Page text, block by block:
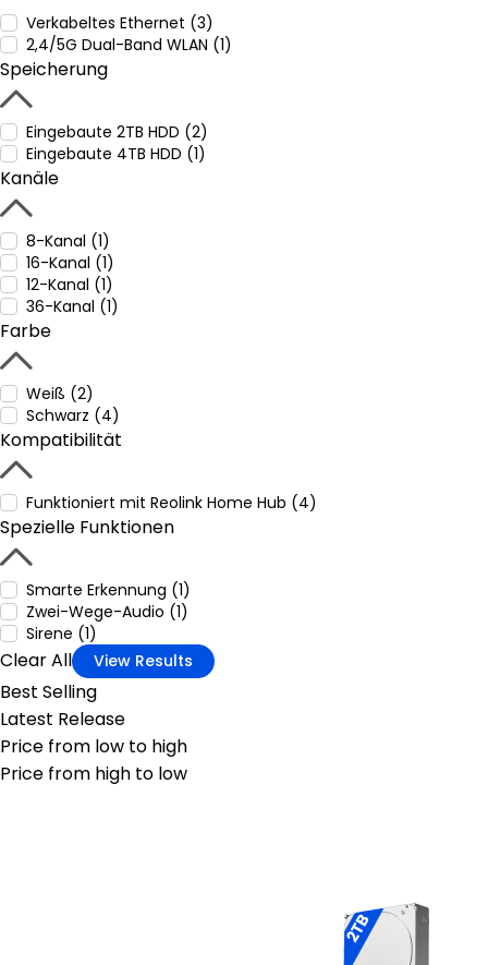
Verkabeltes Ethernet (3)
2,4/5G Dual-Band WLAN (1)
Speicherung
Eingebaute 2TB HDD (2)
Eingebaute 4TB HDD (1)
Kanäle
8-Kanal (1)
16-Kanal (1)
12-Kanal (1)
36-Kanal (1)
Farbe
Weiß (2)
Schwarz (4)
Kompatibilität
Funktioniert mit Reolink Home Hub (4)
Spezielle Funktionen
Smarte Erkennung (1)
Zwei-Wege-Audio (1)
Sirene (1)
Clear All View Results
Best Selling
Latest Release
Price from low to high
Price from high to low